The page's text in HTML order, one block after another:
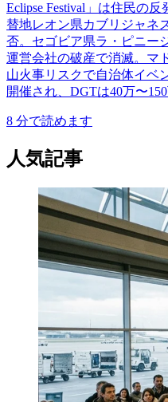
Eclipse Festival」は住民の
替地レオン県カブリジャネ
否。セゴビア県ラ・ピニー
運営会社の破産で消滅。マ
山火事リスクで自治体イベ
開催され、DGTは40万〜
8 分で読めます
人気記事